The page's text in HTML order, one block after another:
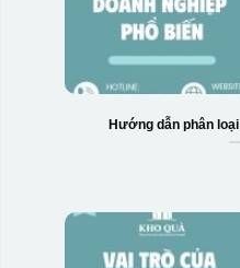
Hướng dẫn phân